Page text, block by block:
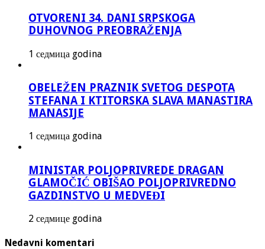
OTVORENI 34. DANI SRPSKOGA
DUHOVNOG PREOBRAŽENJA
1 седмица godina
OBELEŽEN PRAZNIK SVETOG DESPOTA
STEFANA I KTITORSKA SLAVA MANASTIRA
MANASIJE
1 седмица godina
MINISTAR POLJOPRIVREDE DRAGAN
GLAMOČIĆ OBIŠAO POLJOPRIVREDNO
GAZDINSTVO U MEDVEĐI
2 седмице godina
Nedavni komentari